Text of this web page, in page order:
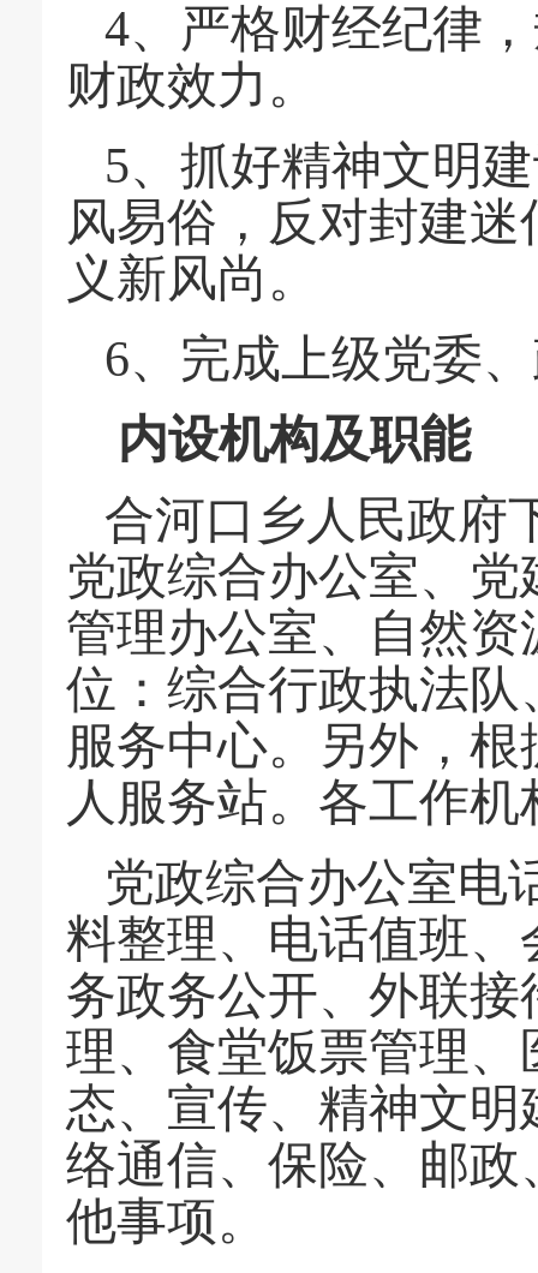
4、严格财经纪律
财政效力。
5、抓好精神文明
风易俗，反对封建
义新风尚。
6、完成上级党委
内设机构及职能
合河口乡人民政府
党政综合办公室、
管理办公室、自然
位：综合行政执法
服务中心。另外，
人服务站。各工作
党政综合办公室电
料整理、电话值班
务政务公开、外联
理、食堂饭票管理
态、宣传、精神文
络通信、保险、邮
他事项。